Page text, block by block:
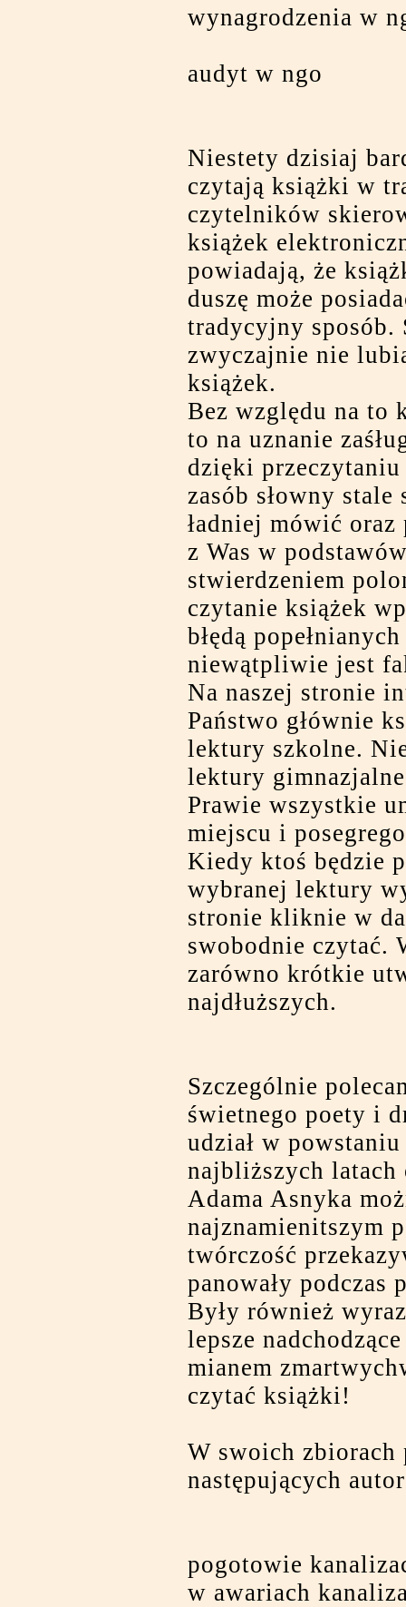
wynagrodzenia w
audyt w ngo
Niestety dzisiaj
czytają książki w
czytelników
książek
powiadają, że
duszę może
tradycyjny sposób.
zwyczajnie nie
książek.
Bez względu na to
to na uznanie
dzięki
zasób słowny
ładniej mówić
z Was w
stwierdzeniem
czytanie książek
błędą
niewątpliwie jest
Na naszej stronie
Państwo głównie
lektury szkolne.
lektury
Prawie wszystkie
miejscu i
Kiedy ktoś będzie
wybranej lektury
stronie kliknie w
swobodnie czytać.
zarówno krótkie
najdłuższych.
Szczególnie
świetnego poety i
udział w
najbliższych latach
Adama Asnyka
najznamienitszym
twórczość
panowały podczas
Były również
lepsze
mianem
czytać książki!
W swoich zbiorach
następujących
pogotowie
w awariach